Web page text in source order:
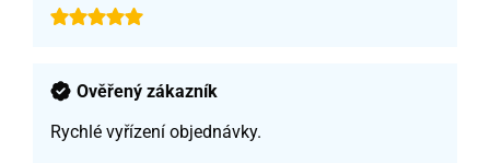
Ověřený zákazník
Rychlé vyřízení objednávky.